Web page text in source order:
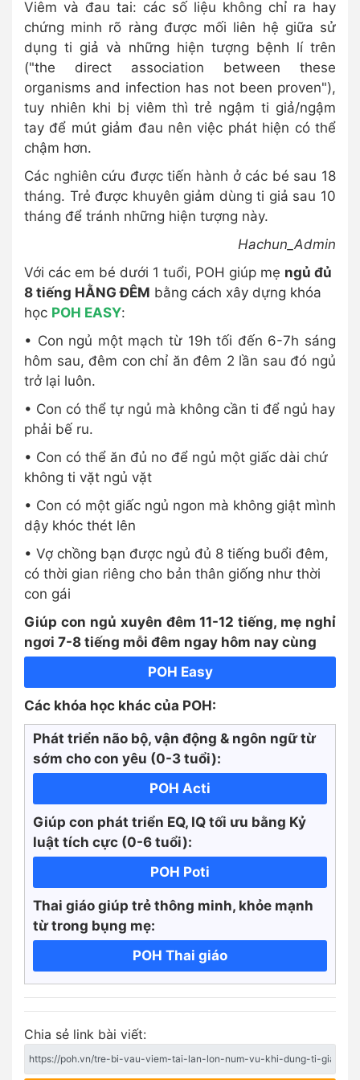
Viêm và đau tai: các số liệu không chỉ ra hay
chứng minh rõ ràng được mối liên hệ giữa sử
dụng ti giả và những hiện tượng bệnh lí trên
("the direct association between these
organisms and infection has not been proven"),
tuy nhiên khi bị viêm thì trẻ ngậm ti giả/ngậm
tay để mút giảm đau nên việc phát hiện có thể
chậm hơn.
Các nghiên cứu được tiến hành ở các bé sau 18
tháng. Trẻ được khuyên giảm dùng ti giả sau 10
tháng để tránh những hiện tượng này.
Hachun_Admin
Với các em bé dưới 1 tuổi, POH giúp mẹ ngủ đủ
8 tiếng HẰNG ĐÊM bằng cách xây dựng khóa
học POH EASY:
• Con ngủ một mạch từ 19h tối đến 6-7h sáng
hôm sau, đêm con chỉ ăn đêm 2 lần sau đó ngủ
trở lại luôn.
• Con có thể tự ngủ mà không cần ti để ngủ hay
phải bế ru.
• Con có thể ăn đủ no để ngủ một giấc dài chứ
không ti vặt ngủ vặt
• Con có một giấc ngủ ngon mà không giật mình
dậy khóc thét lên
• Vợ chồng bạn được ngủ đủ 8 tiếng buổi đêm,
có thời gian riêng cho bản thân giống như thời
con gái
Giúp con ngủ xuyên đêm 11-12 tiếng, mẹ nghỉ
ngơi 7-8 tiếng mỗi đêm ngay hôm nay cùng
POH Easy
Các khóa học khác của POH:
Phát triển não bộ, vận động & ngôn ngữ từ
sớm cho con yêu (0-3 tuổi):
POH Acti
Giúp con phát triển EQ, IQ tối ưu bằng Kỷ
luật tích cực (0-6 tuổi):
POH Poti
Thai giáo giúp trẻ thông minh, khỏe mạnh
từ trong bụng mẹ:
POH Thai giáo
Chia sẻ link bài viết: